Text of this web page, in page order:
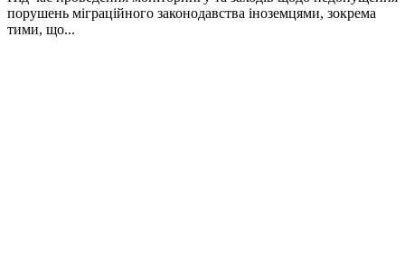
порушень міграційного законодавства іноземцями, зокрема
тими, що...